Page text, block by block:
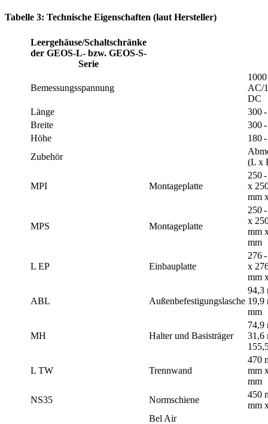
Tabelle 3: Technische Eigenschaften (laut Hersteller)
Leergehäuse/Schaltschränke
der GEOS-L- bzw. GEOS-S-
Serie
Bemessungsspannung
AC/
DC
Länge
300
Breite
300
Höhe
180
Zubehör
(L x
MPI Montageplatte
250
x
mm
MPS Montageplatte
250
x
mm
mm
L EP Einbauplatte
276
x
mm
ABL Außenbefestigungslasche
94,3
19,9
mm
MH Halter und Basisträger
74,9
31,6
L TW Trennwand
470
mm
mm
NS35
Normschiene
450
mm
Bel Air